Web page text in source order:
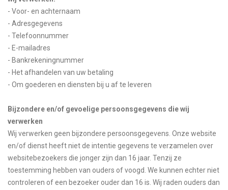
- Voor- en achternaam
- Adresgegevens
- Telefoonnummer
- E-mailadres
- Bankrekeningnummer
- Het afhandelen van uw betaling
- Om goederen en diensten bij u af te leveren
Bijzondere en/of gevoelige persoonsgegevens die wij
verwerken
Wij verwerken geen bijzondere persoonsgegevens. Onze website
en/of dienst heeft niet de intentie gegevens te verzamelen over
websitebezoekers die jonger zijn dan 16 jaar. Tenzij ze
toestemming hebben van ouders of voogd. We kunnen echter niet
controleren of een bezoeker ouder dan 16 is. Wij raden ouders dan